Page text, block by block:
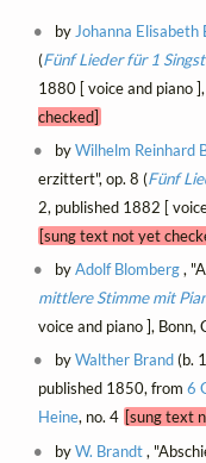
byJohanna Elisabeth
(Fünf Lieder für 1
1880 [ voice and piano
checked]
byWilhelm Reinhard
erzittert", op. 8 (Fünf
2, published 1882 [
[sung text not yet
byAdolf Blomberg,
mittlere Stimme mit
voice and piano ], Bonn,
byWalther Brand(b.
published 1850, from 6
Heine, no. 4 [sung text
byW. Brandt,